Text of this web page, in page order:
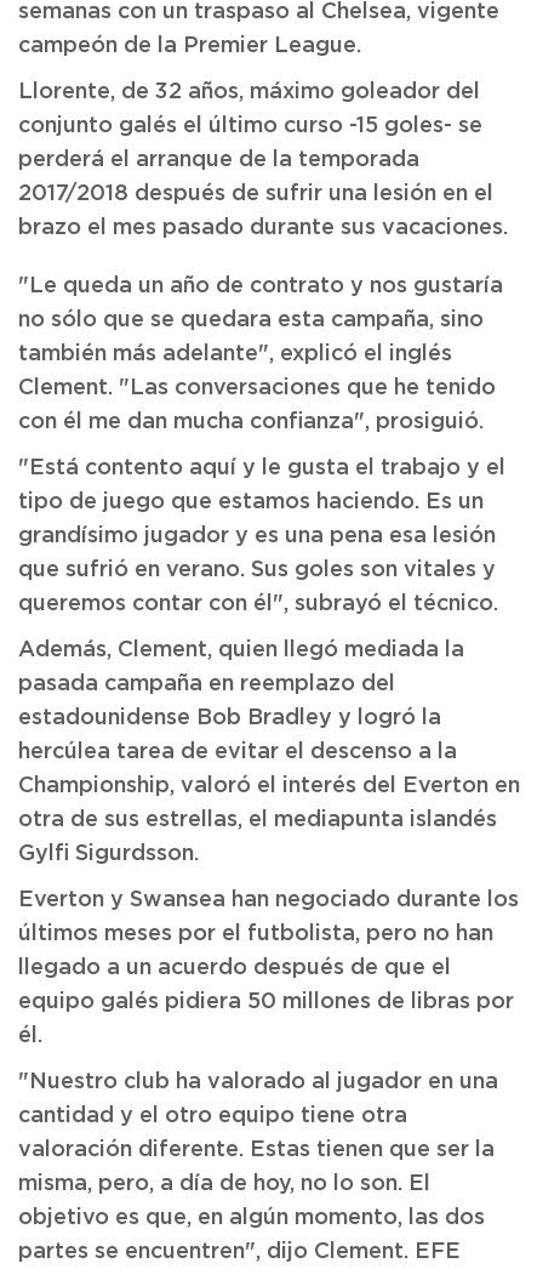
semanas con un traspaso al Chelsea, vigente
campeón de la Premier League.
Llorente, de 32 años, máximo goleador del
conjunto galés el último curso -15 goles- se
perderá el arranque de la temporada
2017/2018 después de sufrir una lesión en el
brazo el mes pasado durante sus vacaciones.
"Le queda un año de contrato y nos gustaría
no sólo que se quedara esta campaña, sino
también más adelante", explicó el inglés
Clement. "Las conversaciones que he tenido
con él me dan mucha confianza", prosiguió.
"Está contento aquí y le gusta el trabajo y el
tipo de juego que estamos haciendo. Es un
grandísimo jugador y es una pena esa lesión
que sufrió en verano. Sus goles son vitales y
queremos contar con él", subrayó el técnico.
Además, Clement, quien llegó mediada la
pasada campaña en reemplazo del
estadounidense Bob Bradley y logró la
hercúlea tarea de evitar el descenso a la
Championship, valoró el interés del Everton en
otra de sus estrellas, el mediapunta islandés
Gylfi Sigurdsson.
Everton y Swansea han negociado durante los
últimos meses por el futbolista, pero no han
llegado a un acuerdo después de que el
equipo galés pidiera 50 millones de libras por
él.
"Nuestro club ha valorado al jugador en una
cantidad y el otro equipo tiene otra
valoración diferente. Estas tienen que ser la
misma, pero, a día de hoy, no lo son. El
objetivo es que, en algún momento, las dos
partes se encuentren", dijo Clement. EFE